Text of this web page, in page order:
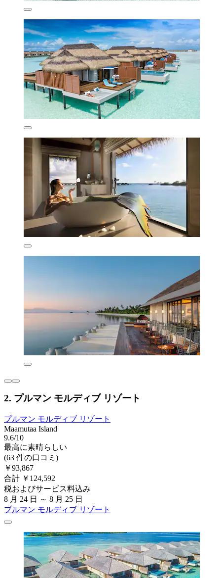
2. プルマン モルディブ リゾート
プルマン モルディブ リゾート
Maamutaa Island
9.6/10
最高に素晴らしい
(63 件の口コミ)
￥93,867
合計 ￥124,592
税およびサービス料込み
8 月 24 日 ～ 8 月 25 日
プルマン モルディブ リゾート